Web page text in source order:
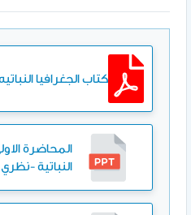
كتاب الجغرافيا
النباتية -نظري